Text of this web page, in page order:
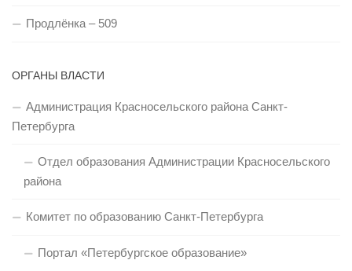
Продлёнка – 509
ОРГАНЫ ВЛАСТИ
Администрация Красносельского района Санкт-
Петербурга
Отдел образования Администрации Красносельского
района
Комитет по образованию Санкт-Петербурга
Портал «Петербургское образование»